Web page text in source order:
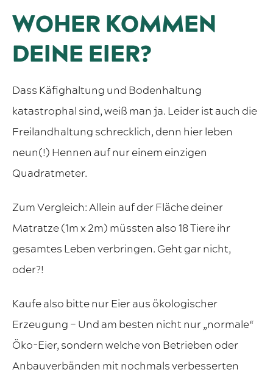
WOHER KOMMEN
DEINE EIER?
Dass Käfighaltung und Bodenhaltung
katastrophal sind, weiß man ja. Leider ist auch die
Freilandhaltung schrecklich, denn hier leben
neun(!) Hennen auf nur einem einzigen
Quadratmeter.
Zum Vergleich: Allein auf der Fläche deiner
Matratze (1m x 2m) müssten also 18 Tiere ihr
gesamtes Leben verbringen. Geht gar nicht,
oder?!
Kaufe also bitte nur Eier aus ökologischer
Erzeugung – Und am besten nicht nur „normale“
Öko-Eier, sondern welche von Betrieben oder
Anbauverbänden mit nochmals verbesserten